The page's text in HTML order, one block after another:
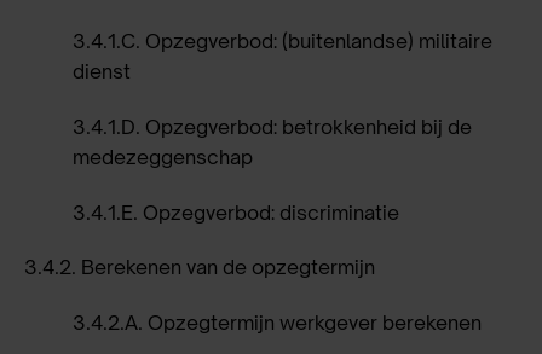
3.4.1.C. Opzegverbod: (buitenlandse) militaire
dienst
3.4.1.D. Opzegverbod: betrokkenheid bij de
medezeggenschap
3.4.1.E. Opzegverbod: discriminatie
3.4.2. Berekenen van de opzegtermijn
3.4.2.A. Opzegtermijn werkgever berekenen